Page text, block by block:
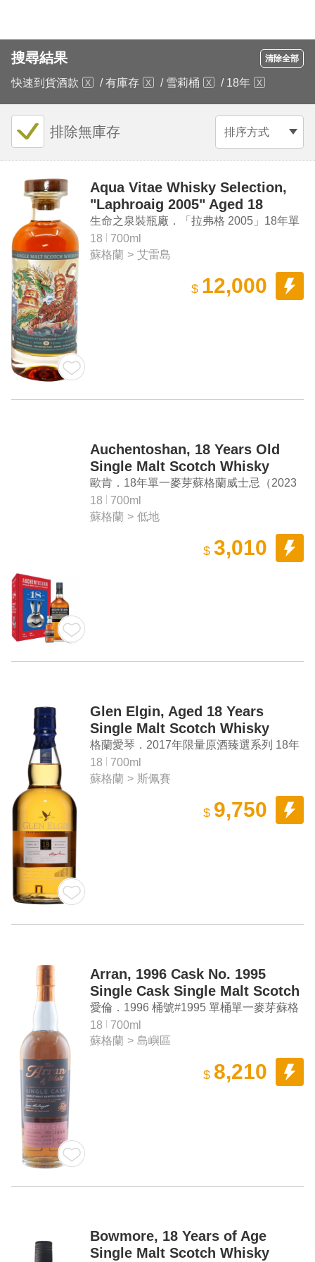
搜尋結果 清除全部
快速到貨酒款 / 有庫存 / 雪莉桶 / 18年
排序方式
排除無庫存
Aqua Vitae Whisky Selection,
"Laphroaig 2005" Aged 18
Years Single Malt Scotch
Whisky
生命之泉裝瓶廠．「拉弗格 2005」18年單
一麥芽蘇格蘭威士忌
18
700ml
蘇格蘭 > 艾雷島
$ 12,000
Auchentoshan, 18 Years Old
Single Malt Scotch Whisky
(2023 Gift Box)
歐肯．18年單一麥芽蘇格蘭威士忌（2023
兔年禮盒）
18
700ml
蘇格蘭 > 低地
$ 3,010
Glen Elgin, Aged 18 Years
Single Malt Scotch Whisky
2017 Special Release
格蘭愛琴．2017年限量原酒臻選系列 18年
單一麥芽蘇格蘭威士忌
18
700ml
蘇格蘭 > 斯佩賽
$ 9,750
Arran, 1996 Cask No. 1995
Single Cask Single Malt Scotch
Whisky
愛倫．1996 桶號#1995 單桶單一麥芽蘇格
蘭威士忌
18
700ml
蘇格蘭 > 島嶼區
$ 8,210
Bowmore, 18 Years of Age
Single Malt Scotch Whisky